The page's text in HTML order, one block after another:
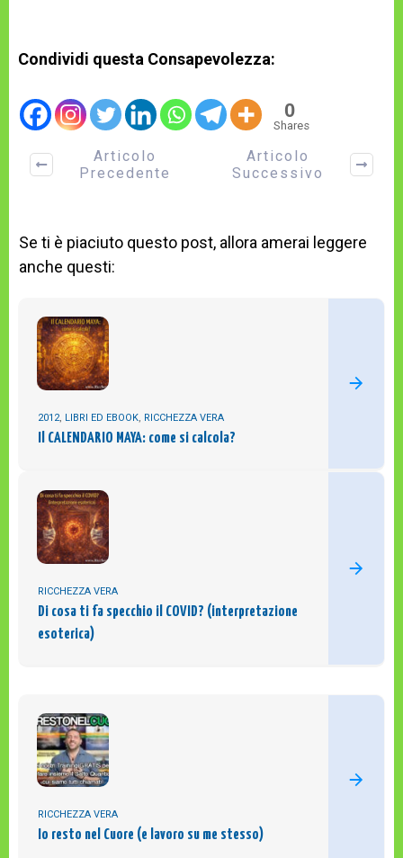
Condividi questa Consapevolezza:
0
Shares
Articolo
Precedente
Articolo
Successivo
Se ti è piaciuto questo post, allora amerai leggere
anche questi:
2012, LIBRI ED EBOOK, RICCHEZZA VERA
Il CALENDARIO MAYA: come si calcola?
RICCHEZZA VERA
Di cosa ti fa specchio il COVID? (interpretazione
esoterica)
RICCHEZZA VERA
Io resto nel Cuore (e lavoro su me stesso)